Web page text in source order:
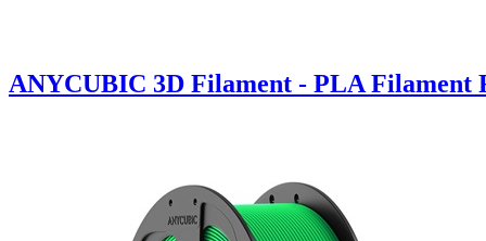
ANYCUBIC 3D Filament - PLA Filament